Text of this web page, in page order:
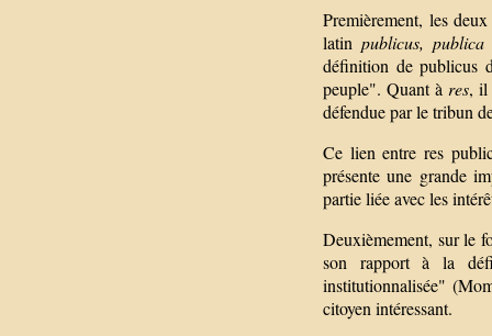
Premièrement, les
latin publicus,
définition de publicus
peuple". Quant à res, il
défendue par le tribun
Ce lien entre res
présente une grande
partie liée avec les
Deuxièmement, sur le
son rapport à la
institutionnalisée"
citoyen intéressant.